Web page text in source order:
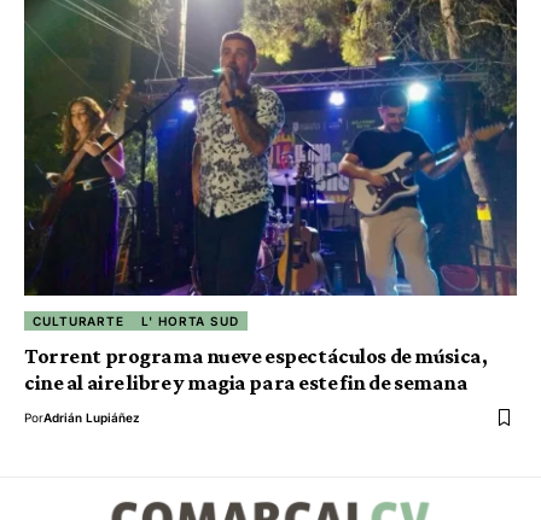
CULTURARTE L' HORTA SUD
Torrent programa nueve espectáculos de música,
cine al aire libre y magia para este fin de semana
PorAdrián Lupiáñez